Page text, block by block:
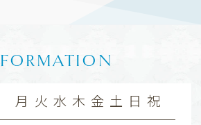
月 火 水 木 金 土 日 祝